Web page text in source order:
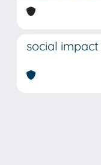
social impact